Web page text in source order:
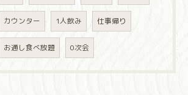
カウンター 1人飲み 仕事帰り
お通し食べ放題 0次会